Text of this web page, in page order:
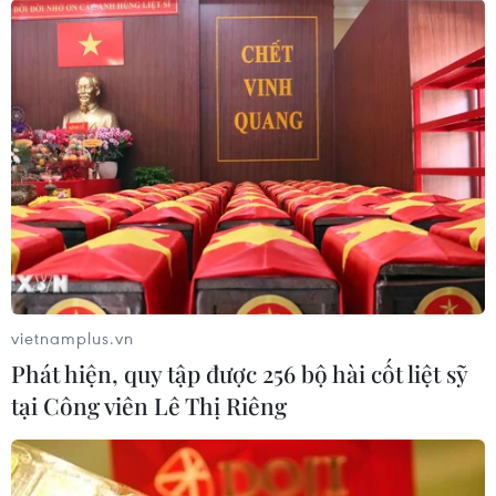
Hà Nội Tp. Hồ Chí Minh
Twitter Lưu bài viết
Copy link
Theo dõi VietnamPlus
Tin liên quan
Sân khấu TP Hồ Chí Minh tìm hướng đi mới trong
mùa dịch COVID-19
27/02/2021 02:08
Trong điều kiện dịch bệnh còn diễn biến phức tạp, nhiều sân khấu tại TP.HCM
đã lên kế hoạch đầu tư nguồn nhân lực mới, bổ sung kiến thức cho đội ngũ
tác giả trẻ và nâng cao năng lực cho đạo diễn trẻ.
Chương trình cho thiếu nhi: Cần cả yếu tố giải trí
và giáo dục
18/03/2021 07:36
Nhiều chuyên gia cho rằng để chương trình thiếu nhi thực sự thu hút cần
nhiều yếu tố trong đó quan trọng nhất là được xã hội ủng hộ, có chính sách
cởi mở về nội dung, đảm bảo tính giáo dục, giải trí.
vietnamplus.vn
Phát hiện, quy tập được 256 bộ hài cốt liệt sỹ
tại Công viên Lê Thị Riêng